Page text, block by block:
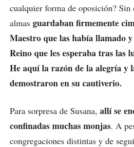
cualquier forma de oposición? Sin
almas guardaban firmemente
Maestro que las había llamado
Reino que les esperaba tras las
He aquí la razón de la alegría y
demostraron en su cautiverio.
Para sorpresa de Susana, allí se
confinadas muchas monjas. A
congregaciones distintas y de